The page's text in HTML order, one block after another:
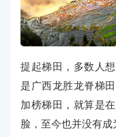
提起梯田，多数人
是广西龙胜龙脊梯
加榜梯田，就算是
脸，至今也并没有成